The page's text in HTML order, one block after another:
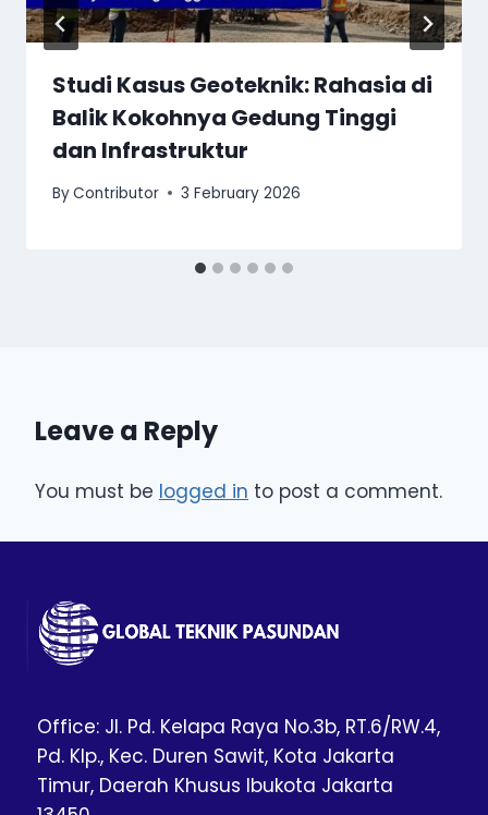
Studi Kasus Geoteknik: Rahasia di
Balik Kokohnya Gedung Tinggi
dan Infrastruktur
ByContributor 3 February 2026
Leave a Reply
You must be logged in to post a comment.
Office: Jl. Pd. Kelapa Raya No.3b, RT.6/RW.4,
Pd. Klp., Kec. Duren Sawit, Kota Jakarta
Timur, Daerah Khusus Ibukota Jakarta